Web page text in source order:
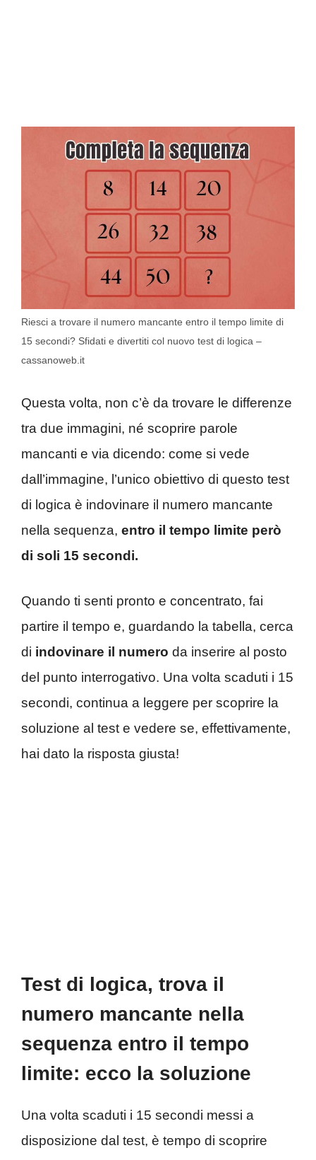
Riesci a trovare il numero mancante entro il tempo limite di
15 secondi? Sfidati e divertiti col nuovo test di logica –
cassanoweb.it
Questa volta, non c’è da trovare le differenze
tra due immagini, né scoprire parole
mancanti e via dicendo: come si vede
dall’immagine, l’unico obiettivo di questo test
di logica è indovinare il numero mancante
nella sequenza, entro il tempo limite però
di soli 15 secondi.
Quando ti senti pronto e concentrato, fai
partire il tempo e, guardando la tabella, cerca
di indovinare il numero da inserire al posto
del punto interrogativo. Una volta scaduti i 15
secondi, continua a leggere per scoprire la
soluzione al test e vedere se, effettivamente,
hai dato la risposta giusta!
Test di logica, trova il
numero mancante nella
sequenza entro il tempo
limite: ecco la soluzione
Una volta scaduti i 15 secondi messi a
disposizione dal test, è tempo di scoprire